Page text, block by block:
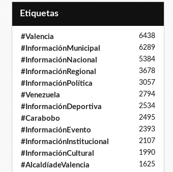
Etiquetas
#Valencia 6438
#InformaciónMunicipal 6289
#InformaciónNacional 5384
#InformaciónRegional 3678
#InformaciónPolítica 3057
#Venezuela 2794
#InformaciónDeportiva 2534
#Carabobo 2495
#InformaciónEvento 2393
#InformaciónInstitucional 2107
#InformaciónCultural 1990
#AlcaldíadeValencia 1625